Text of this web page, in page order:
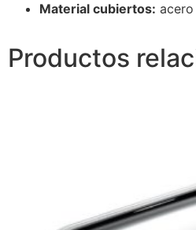
Material cubiertos:
Productos